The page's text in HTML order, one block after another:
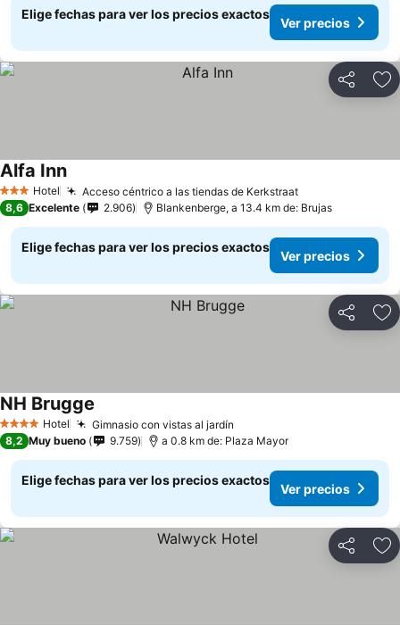
Elige fechas para ver los precios exactos
Ver precios
Compartir
3 Estrellas
Hotel Acceso céntrico a las tiendas de KerkstraatVer precios
Alfa InnVer precios
8,6 Excelente 2.906 Blankenberge, a 13.4 km de: Brujas
Elige fechas para ver los precios exactos
Ver precios
Compartir
4 EstrellasHotel Gimnasio con vistas al jardín
NH Brugge
8,2 Muy bueno 9.759 a 0.8 km de: Plaza Mayor
Elige fechas para ver los precios exactos
Ver precios
Compartir